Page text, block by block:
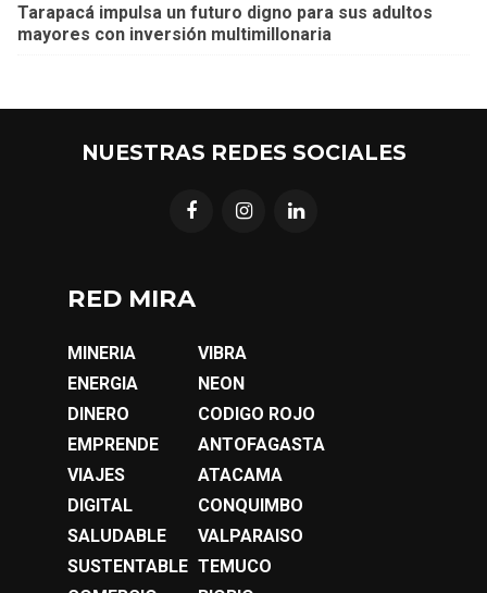
Tarapacá impulsa un futuro digno para sus adultos
mayores con inversión multimillonaria
NUESTRAS REDES SOCIALES
RED MIRA
MINERIA
ENERGIA
DINERO
EMPRENDE
VIAJES
DIGITAL
SALUDABLE
SUSTENTABLE
VIBRA
NEON
CODIGO ROJO
ANTOFAGASTA
ATACAMA
CONQUIMBO
VALPARAISO
TEMUCO